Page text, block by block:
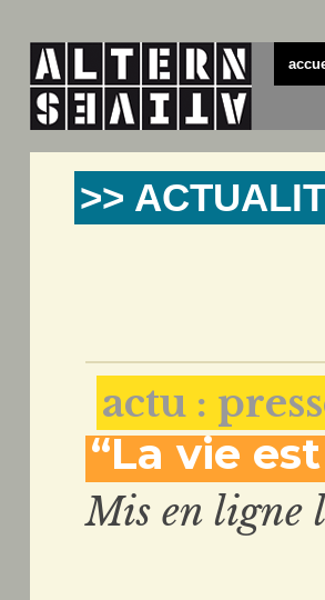
>>
actu :
“La vie
Mis en ligne